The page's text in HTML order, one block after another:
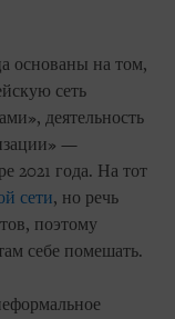
основаны на том,
сеть
деятельность
—
2021 года. На тот
сети, но речь
поэтому
себе помешать.